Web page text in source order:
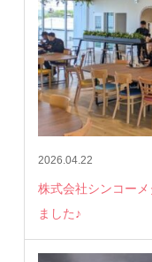
2026.04.22
株式会社シンコー
ました♪